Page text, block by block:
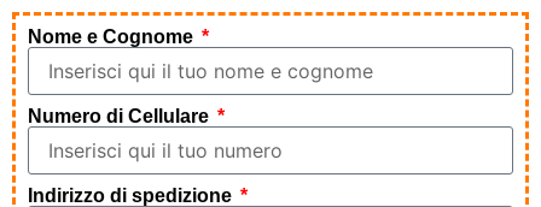
Nome e Cognome
Numero di Cellulare
Indirizzo di spedizione